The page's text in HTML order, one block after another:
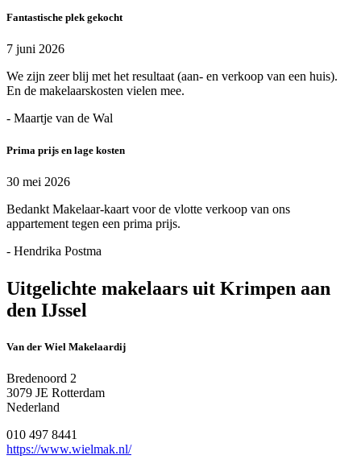
Fantastische plek gekocht
7 juni 2026
We zijn zeer blij met het resultaat (aan- en verkoop van een huis).
En de makelaarskosten vielen mee.
- Maartje van de Wal
Prima prijs en lage kosten
30 mei 2026
Bedankt Makelaar-kaart voor de vlotte verkoop van ons
appartement tegen een prima prijs.
- Hendrika Postma
Uitgelichte makelaars uit Krimpen aan
den IJssel
Van der Wiel Makelaardij
Bredenoord 2
3079 JE Rotterdam
Nederland
010 497 8441
https://www.wielmak.nl/